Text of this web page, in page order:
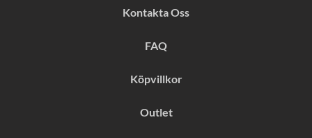
Kontakta Oss
FAQ
Köpvillkor
Outlet
b
o
g
a
m